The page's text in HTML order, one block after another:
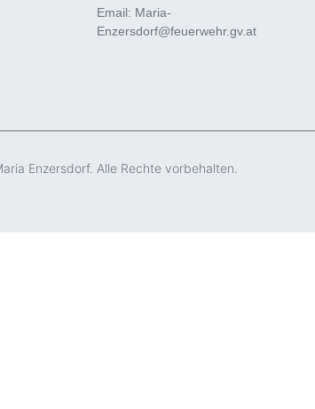
Email: Maria-
Enzersdorf@feuerwehr.gv.at
Enzersdorf. Alle Rechte vorbehalten.